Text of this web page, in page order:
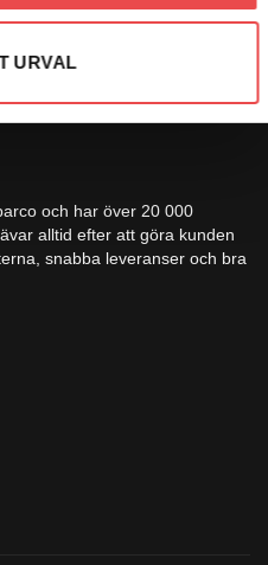
URVAL
och har över 20 000
alltid efter att göra kunden
snabba leveranser och bra